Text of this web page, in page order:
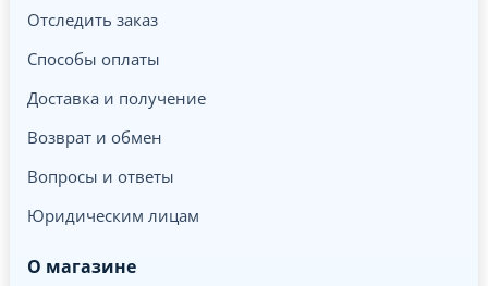
Отследить заказ
Способы оплаты
Доставка и получение
Возврат и обмен
Вопросы и ответы
Юридическим лицам
О магазине